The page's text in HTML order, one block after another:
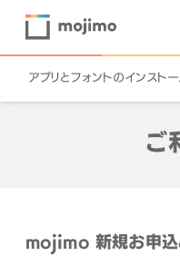
アプリとフォントのインスト
ご
mojimo 新規お申